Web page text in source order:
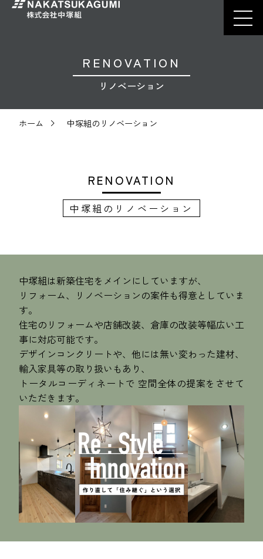
RENOVATION
リノベーション
ホーム 中塚組のリノベーション
RENOVATION
中塚組のリノベーション
中塚組は新築住宅をメインにしていますが、
リフォーム、リノベーションの案件も得意としていま
す。
住宅のリフォームや店舗改装、倉庫の改装等幅広い工
事に対応可能です。
デザインコンクリートや、他には無い変わった建材、
輸入家具等の取り扱いもあり、
トータルコーディネートで 空間全体の提案をさせて
いただきます。